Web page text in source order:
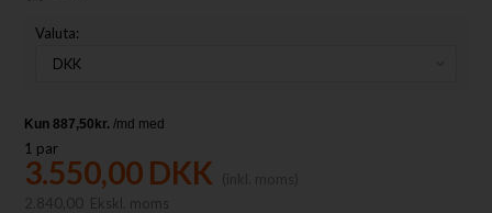
Valuta:
1 par
3.550,00 DKK
2.840,00
Ekskl. moms